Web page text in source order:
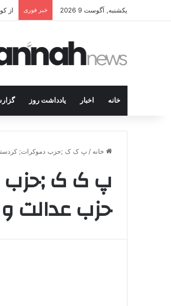
یکشنبه, آگوست 9 2026 خبر فوری از
خانه اخبار یادداشت روز
خانه / پ ک ک ;حزب دموکرات;
پ ک ک ;حزب
حزب عدالت